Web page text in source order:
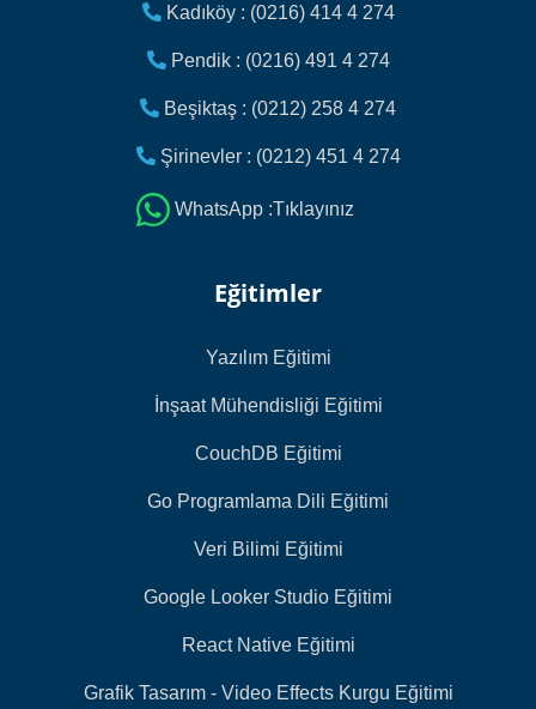
Kadıköy : (0216) 414 4 274
Pendik : (0216) 491 4 274
Beşiktaş : (0212) 258 4 274
Şirinevler : (0212) 451 4 274
WhatsApp :Tıklayınız
Eğitimler
Yazılım Eğitimi
İnşaat Mühendisliği Eğitimi
CouchDB Eğitimi
Go Programlama Dili Eğitimi
Veri Bilimi Eğitimi
Google Looker Studio Eğitimi
React Native Eğitimi
Grafik Tasarım - Video Effects Kurgu Eğitimi